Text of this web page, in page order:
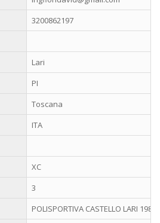
3200862197
Lari
PI
Toscana
ITA
XC
3
POLISPORTIVA CASTELLO LARI 1989